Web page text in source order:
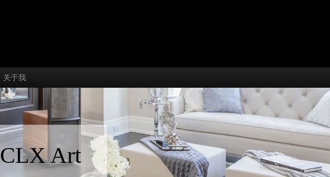
关于我
CLX Art